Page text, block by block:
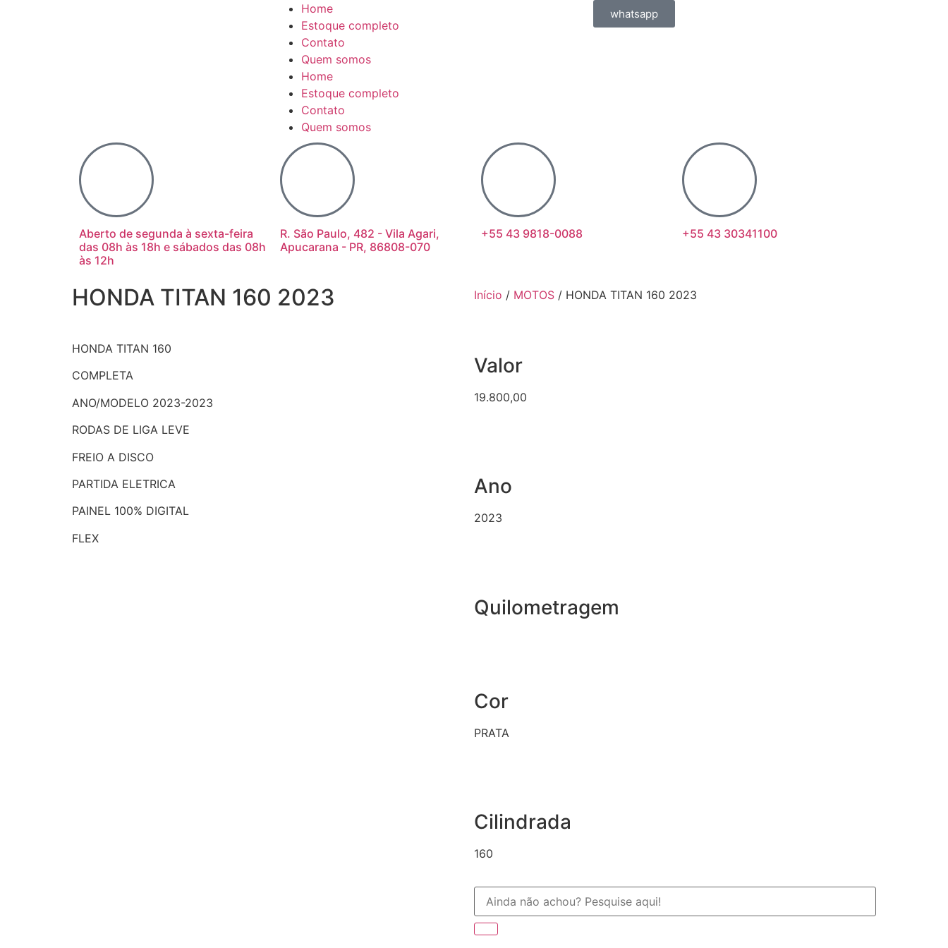
Home
Estoque completo
Contato
Quem somos
Home
Estoque completo
Contato
Quem somos
whatsapp
Aberto de segunda à sexta-feira
das 08h às 18h e sábados das 08h
às 12h
R. São Paulo, 482 - Vila Agari,
Apucarana - PR, 86808-070
+55 43 9818-0088 +55 43 30341100
HONDA TITAN 160 2023 Início / MOTOS / HONDA TITAN 160 2023
HONDA TITAN 160
COMPLETA
ANO/MODELO 2023-2023
RODAS DE LIGA LEVE
FREIO A DISCO
PARTIDA ELETRICA
PAINEL 100% DIGITAL
FLEX
Valor
19.800,00
Ano
2023
Quilometragem
Cor
PRATA
Cilindrada
160